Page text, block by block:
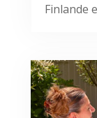
Finlande